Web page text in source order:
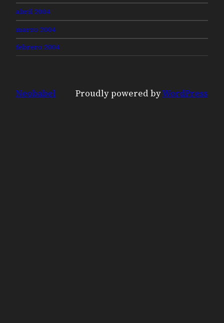
abril 2004
marzo 2004
febrero 2004
Neobabel Proudly powered byWordPress